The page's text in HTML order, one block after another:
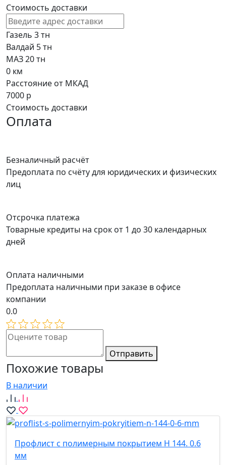
Стоимость доставки
Газель 3 тн
Валдай 5 тн
МАЗ 20 тн
0 км
Расстояние от МКАД
7000 р
Стоимость доставки
Оплата
Безналичный расчёт
Предоплата по счёту для юридических и физических
лиц
Отсрочка платежа
Товарные кредиты на срок от 1 до 30 календарных
дней
Оплата наличными
Предоплата наличными при заказе в офисе
компании
0.0
Отправить
Похожие товары
В наличии
Профлист с полимерным покрытием Н 144. 0.6
мм